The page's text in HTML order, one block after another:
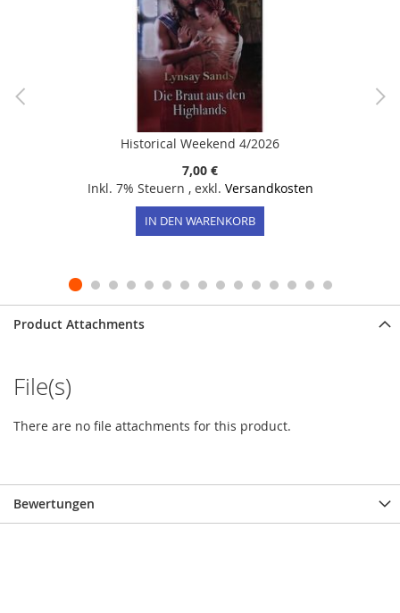
Historical Weekend 4/2026
7,00 €
Inkl. 7% Steuern , exkl. Versandkosten
IN DEN WARENKORB
Product Attachments
File(s)
There are no file attachments for this product.
Bewertungen